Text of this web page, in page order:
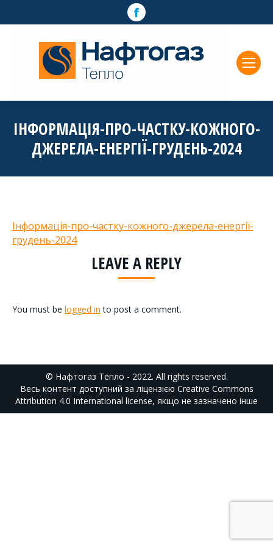
Facebook
opens
window
ІНФОРМАЦІЯ-ПРО-ЧАСТКУ-КОЖНОГО-
ДЖЕРЕЛА-ЕНЕРГІЇ-ГРУДЕНЬ-2024
Інформація-про-частку-кожного-джерела-енергії-
грудень-2024
LEAVE A REPLY
You must be logged in to post a comment.
© Нафтогаз Тепло - 2022. All rights reserved.
Весь контент доступний за ліцензією Creative Commons
Attribution 4.0 International license, якщо не зазначено інше